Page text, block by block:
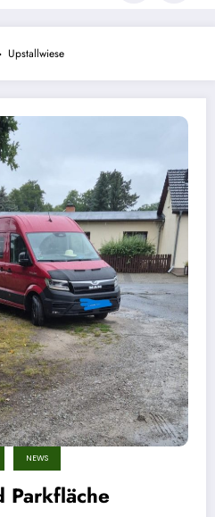
Upstallwiese
NEWS
Parkfläche